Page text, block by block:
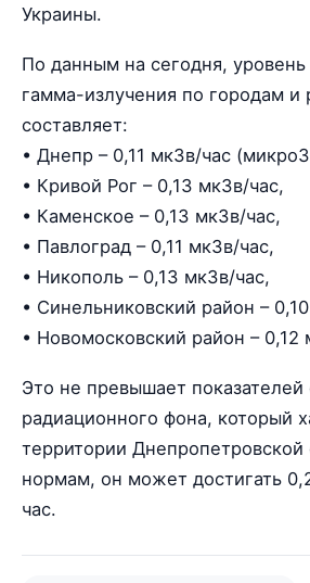
Украины.
По данным на сегодня,
гамма-излучения по городам и
составляет:
• Днепр – 0,11 мкЗв/час
• Кривой Рог – 0,13 мкЗв/час,
• Каменское – 0,13 мкЗв/час,
• Павлоград – 0,11 мкЗв/час,
• Никополь – 0,13 мкЗв/час,
• Синельниковский район –
• Новомосковский район – 0,12
Это не превышает показателей
радиационного фона, который
территории Днепропетровской
нормам, он может достигать
час.